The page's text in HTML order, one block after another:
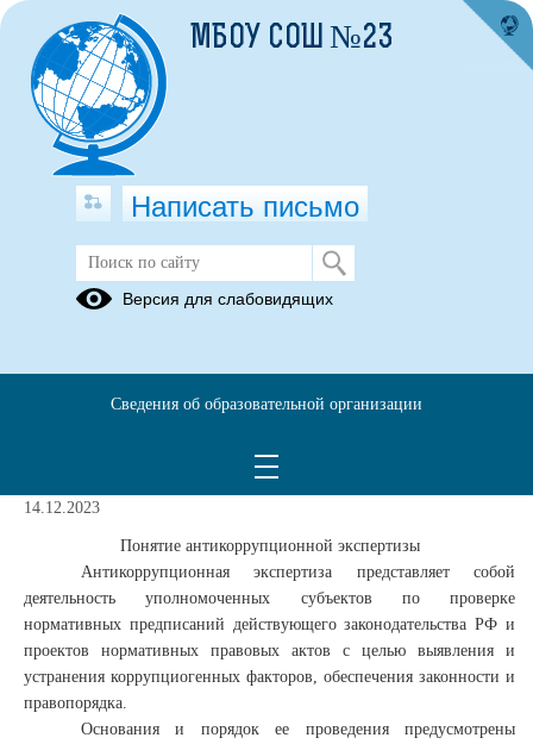
Антикоррупционная экспертиза
14.12.2023
Понятие антикоррупционной экспертизы
Антикоррупционная экспертиза представляет собой
деятельность уполномоченных субъектов по проверке
нормативных предписаний действующего законодательства РФ и
проектов нормативных правовых актов с целью выявления и
устранения коррупциогенных факторов, обеспечения законности и
правопорядка.
Основания и порядок ее проведения предусмотрены
МБОУ СОШ №23
Написать письмо
Версия для слабовидящих
Сведения об образовательной организации